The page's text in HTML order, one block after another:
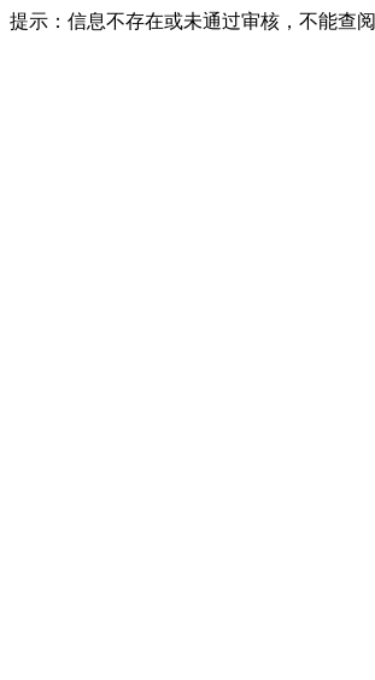
提示：信息不存在或未通过审核，不能查阅